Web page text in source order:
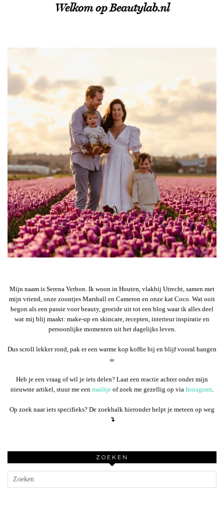
Welkom op Beautylab.nl
Mijn naam is Serena Verbon. Ik woon in Houten, vlakbij Utrecht, samen met
mijn vriend, onze zoontjes Marshall en Cameron en onze kat Coco. Wat ooit
begon als een passie voor beauty, groeide uit tot een blog waar ik alles deel
wat mij blij maakt: make-up en skincare, recepten, interieur inspiratie en
persoonlijke momenten uit het dagelijks leven.
Dus scroll lekker rond, pak er een warme kop koffie bij en blijf vooral hangen
☕︎
Heb je een vraag of wil je iets delen? Laat een reactie achter onder mijn
nieuwste artikel, stuur me een mailtje of zoek me gezellig op via Instagram
Op zoek naar iets specifieks? De zoekbalk hieronder helpt je meteen op weg
↴
ZOEKEN